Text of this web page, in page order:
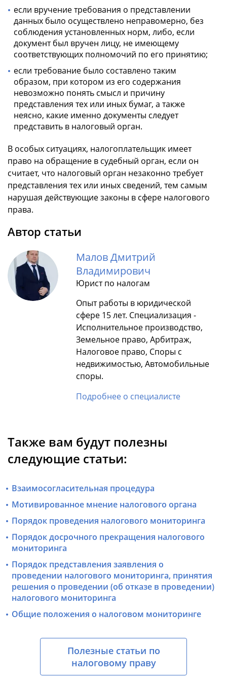
если вручение требования о представлении
данных было осуществлено неправомерно, без
соблюдения установленных норм, либо, если
документ был вручен лицу, не имеющему
соответствующих полномочий по его принятию;
если требование было составлено таким
образом, при котором из его содержания
невозможно понять смысл и причину
представления тех или иных бумаг, а также
неясно, какие именно документы следует
представить в налоговый орган.
В особых ситуациях, налогоплательщик имеет
право на обращение в судебный орган, если он
считает, что налоговый орган незаконно требует
представления тех или иных сведений, тем самым
нарушая действующие законы в сфере налогового
права.
Автор статьи
Малов Дмитрий
Владимирович
Юрист по налогам
Опыт работы в юридической
сфере 15 лет. Специализация -
Исполнительное производство,
Земельное право, Арбитраж,
Налоговое право, Споры с
недвижимостью, Автомобильные
споры.
Подробнее о специалисте
Также вам будут полезны
следующие статьи:
Взаимосогласительная процедура
Мотивированное мнение налогового органа
Порядок проведения налогового мониторинга
Порядок досрочного прекращения налогового
мониторинга
Порядок представления заявления о
проведении налогового мониторинга, принятия
решения о проведении (об отказе в проведении)
налогового мониторинга
Общие положения о налоговом мониторинге
Полезные статьи по
налоговому праву